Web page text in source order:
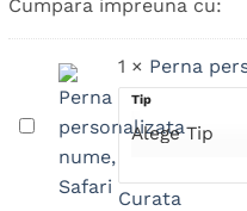
Cumpara impreuna cu:
Perna
personalizata
nume,
1 × Perna
Tip
Curata